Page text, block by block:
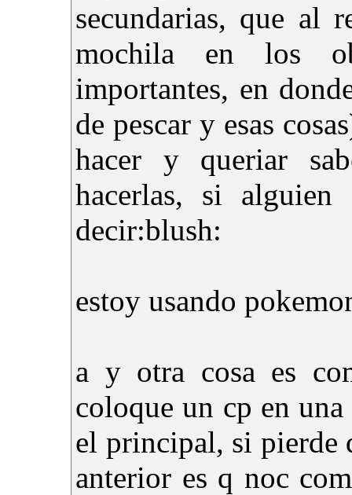
secundarias, que al
mochila en los
importantes, en
de pescar y esas
hacer y queriar
hacerlas, si alguien
decir:blush:
estoy usando
a y otra cosa es
coloque un cp en
el principal, si pierde
anterior es q noc